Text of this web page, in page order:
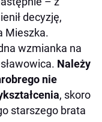
decyzję,
Mieszka.
wzmianka na
Należy
nie
, skoro
starszego brata